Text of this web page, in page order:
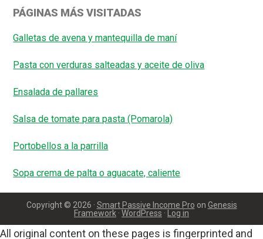
PÁGINAS MÁS VISITADAS
Galletas de avena y mantequilla de maní
Pasta con verduras salteadas y aceite de oliva
Ensalada de pallares
Salsa de tomate para pasta (Pomarola)
Portobellos a la parrilla
Sopa crema de palta o aguacate, caliente
Copyright © 2026 · Smart Passive Income Pro on Genesis
Framework · WordPress · Log in
All original content on these pages is fingerprinted and